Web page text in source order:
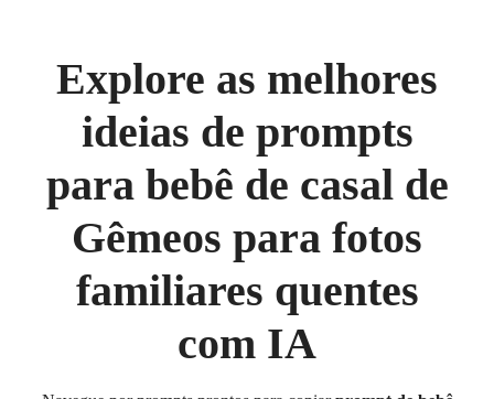
Explore as melhores
ideias de prompts
para bebê de casal de
Gêmeos para fotos
familiares quentes
com IA